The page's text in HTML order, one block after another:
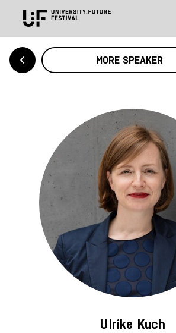
MORE SPEAKER
Ulrike Kuch